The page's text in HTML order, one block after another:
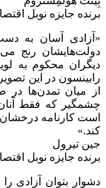
برنده جایزه نوبل اقتصاد
«آزادی آسان به
دولت‌هایشان رنج
دیگران محکوم به
رابینسون در این
از میان تمد‌ن‌ها در
چشمگیر که فقط
است کارنامه
کند.»
جین تیرول
برنده جایزه نوبل اقتصاد
دشوار بتوان آزادی